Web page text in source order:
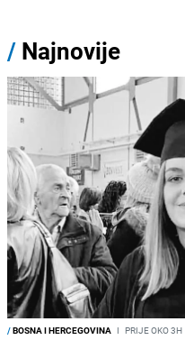
/ Najnovije
/BOSNA I HERCEGOVINA I PRIJE OKO 3H